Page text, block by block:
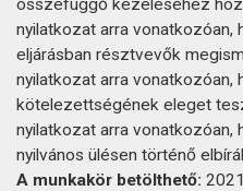
összefüggő kezeléséhez
nyilatkozat arra vonatkozóan,
eljárásban résztvevők
nyilatkozat arra vonatkozóan,
kötelezettségének eleget
nyilatkozat arra vonatkozóan,
nyilvános ülésen történő
A munkakör betölthető: